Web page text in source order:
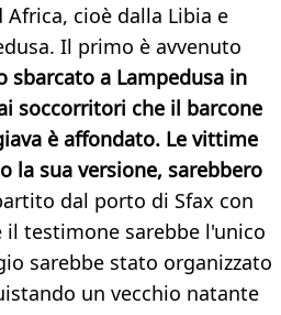
cioè dalla Libia e
Il primo è avvenuto
sbarcato a Lampedusa in
soccorritori che il barcone
è affondato. Le vittime
la sua versione, sarebbero
dal porto di Sfax con
il testimone sarebbe l'unico
sarebbe stato organizzato
un vecchio natante